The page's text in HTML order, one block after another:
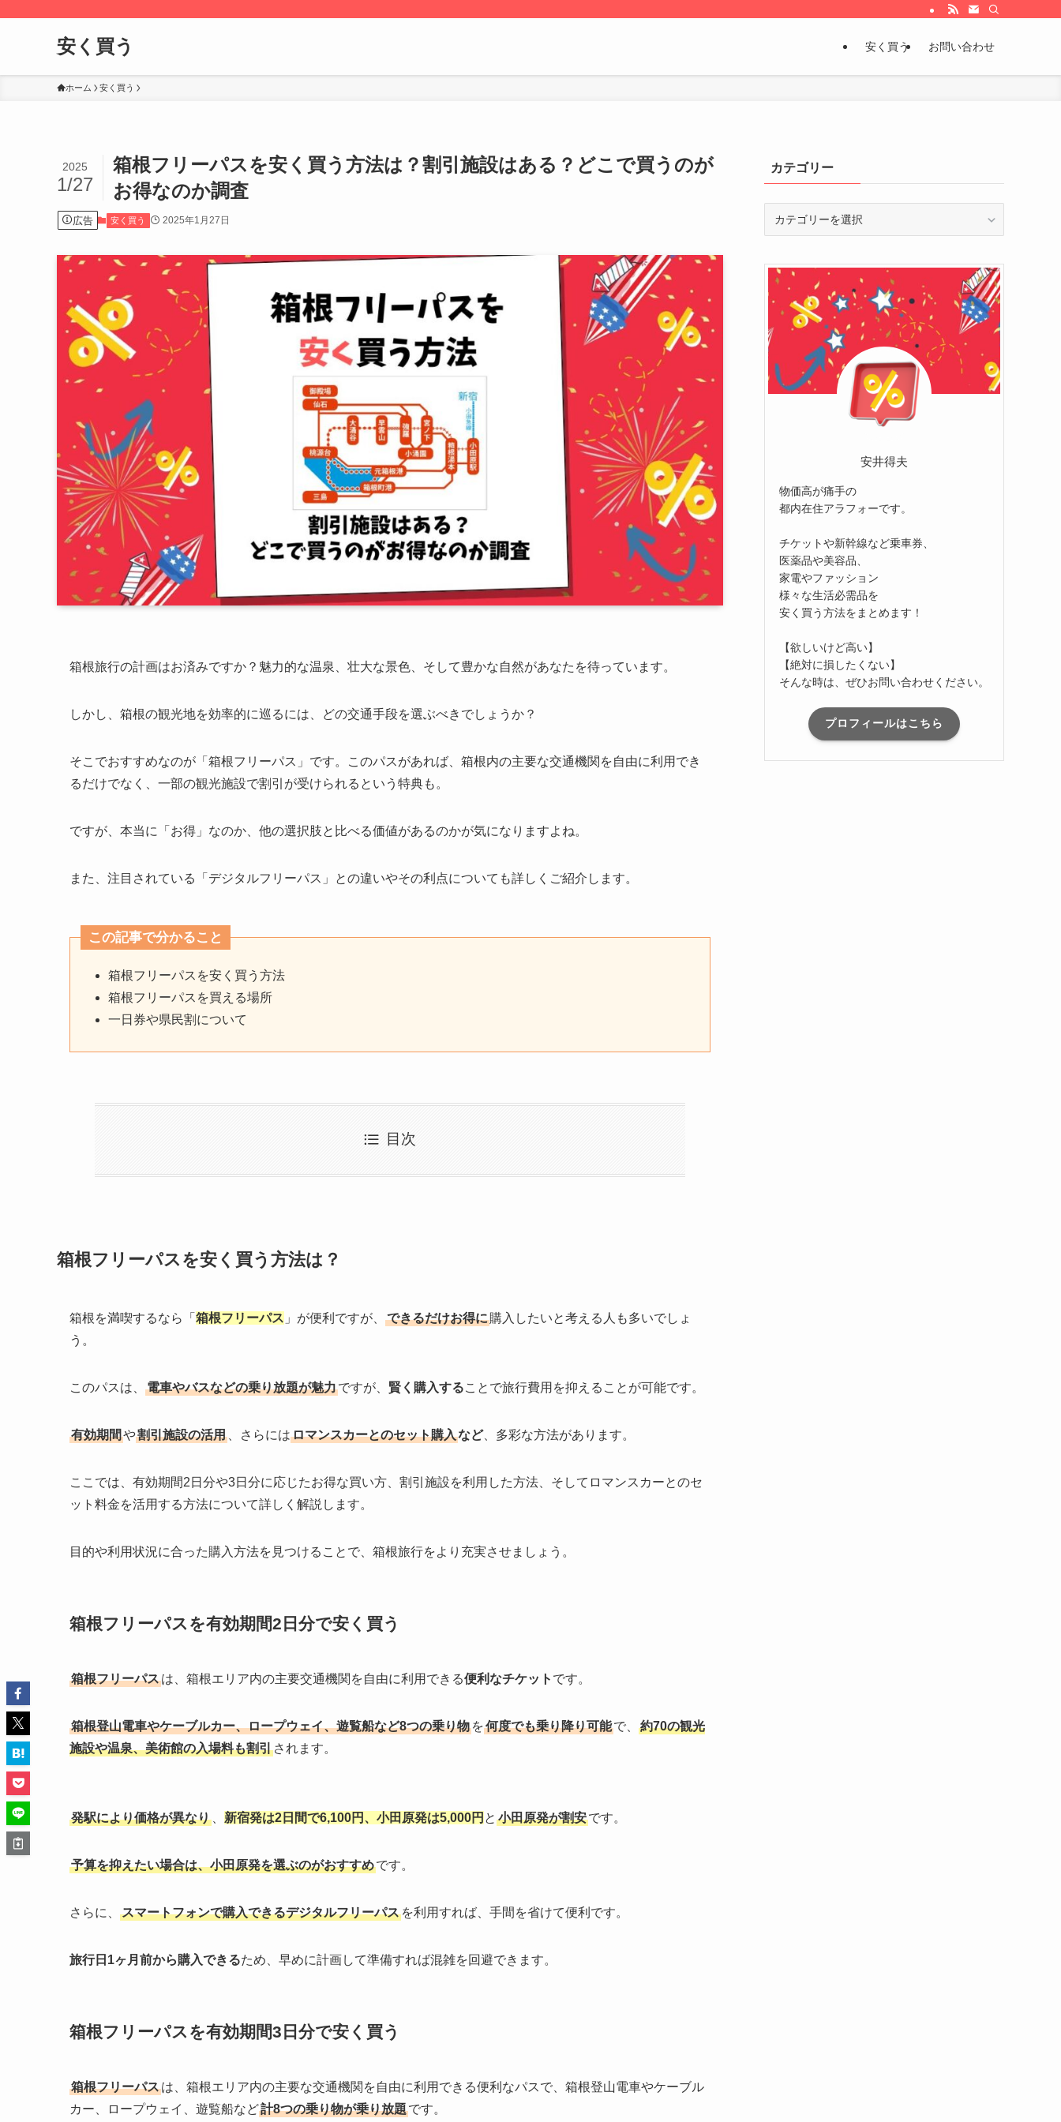
安く買う 安く買う お問い合わせ
ホーム 安く買う
箱根フリーパスを安く買う方法は？割引施設はある？どこで買うのが
お得なのか調査
2025
1/27
広告 安く買う 2025年1月27日
箱根旅行の計画はお済みですか？魅力的な温泉、壮大な景色、そして豊かな自然があなたを待っています。
しかし、箱根の観光地を効率的に巡るには、どの交通手段を選ぶべきでしょうか？
そこでおすすめなのが「箱根フリーパス」です。このパスがあれば、箱根内の主要な交通機関を自由に利用でき
るだけでなく、一部の観光施設で割引が受けられるという特典も。
ですが、本当に「お得」なのか、他の選択肢と比べる価値があるのかが気になりますよね。
また、注目されている「デジタルフリーパス」との違いやその利点についても詳しくご紹介します。
この記事で分かること
箱根フリーパスを安く買う方法
箱根フリーパスを買える場所
一日券や県民割について
目次
箱根フリーパスを安く買う方法は？
箱根を満喫するなら「 箱根フリーパス 」が便利ですが、 できるだけお得に購入したいと考える人も多いでしょ
う。
このパスは、 電車やバスなどの乗り放題が魅力ですが、 賢く購入することで旅行費用を抑えることが可能です。
有効期間や割引施設の活用 、さらにはロマンスカーとのセット購入など、多彩な方法があります。
ここでは、有効期間2日分や3日分に応じたお得な買い方、割引施設を利用した方法、そしてロマンスカーとのセ
ット料金を活用する方法について詳しく解説します。
目的や利用状況に合った購入方法を見つけることで、箱根旅行をより充実させましょう。
箱根フリーパスを有効期間2日分で安く買う
箱根フリーパスは、箱根エリア内の主要交通機関を自由に利用できる便利なチケット です。
箱根登山電車やケーブルカー、ロープウェイ、遊覧船など8つの乗り物 を何度でも乗り降り可能で、
約70の観光
施設や温泉、美術館の入場料も割引 されます。
発駅により価格が異なり 新宿発は2日間で6,100円 、 小田原発は5,000円 と 小田原発が割安です。
予算を抑えたい場合は、小田原発を選ぶのがおすすめです。
さらに、 スマートフォンで購入できるデジタルフリーパス を利用すれば、手間を省けて便利です。
旅行日1ヶ月前から購入できるため、早めに計画して準備すれば混雑を回避できます。
箱根フリーパスを有効期間3日分で安く買う
箱根フリーパスは、箱根エリア内の主要な交通機関を自由に利用できる便利なパスで、箱根登山電車やケーブル
カー、ロープウェイ、遊覧船など計8つの乗り物が乗り放題です。
カテゴリー
リ
安井得夫
物価高が痛手の
都内在住アラフォーです。
チケットや新幹線など乗車券、
医薬品や美容品、
家電やファッション
様々な生活必需品を
安く買う方法をまとめます！
【欲しいけど高い】
【絶対に損したくない】
そんな時は、ぜひお問い合わせください。
プロフィールはこちら